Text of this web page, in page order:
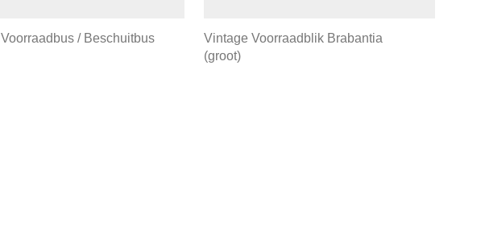
/ Beschuitbus
Vintage Voorraadblik Brabantia
(groot)